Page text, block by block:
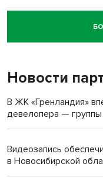
Новосибирский суд
пенсионерки на
Новости
В ЖК «Гренландия»
девелопера —
Видеозапись
в Новосибирской